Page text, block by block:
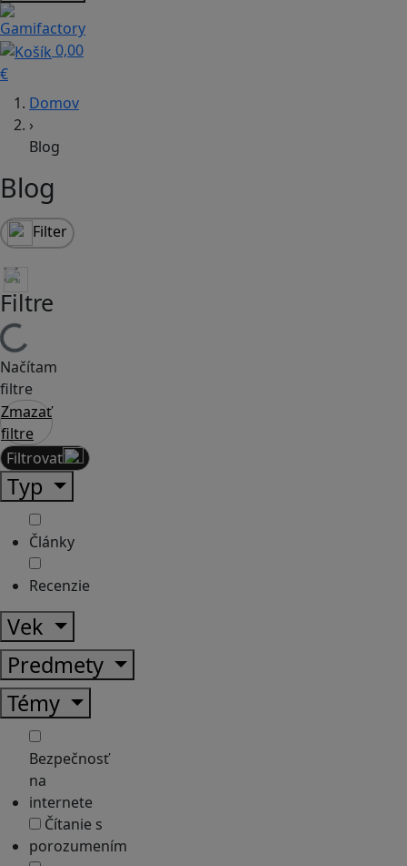
0,00
€
Domov
›
Blog
Blog
Filter
Filtre
Načítam
filtre
Zmazať
filtre
Filtrovať
Typ
Články
Recenzie
Vek
Predmety
Témy
Bezpečnosť
na
internete
Čítanie s
porozumením